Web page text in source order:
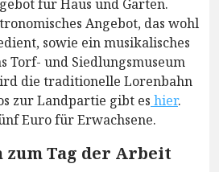
für Haus und Garten.
Angebot, das wohl
sowie ein musikalisches
Torf- und Siedlungsmuseum
die traditionelle Lorenbahn
zur Landpartie gibt es hier.
Euro für Erwachsene.
zum Tag der Arbeit